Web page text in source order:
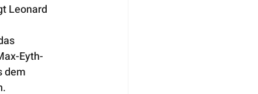
Leonard
Eyth-
dem